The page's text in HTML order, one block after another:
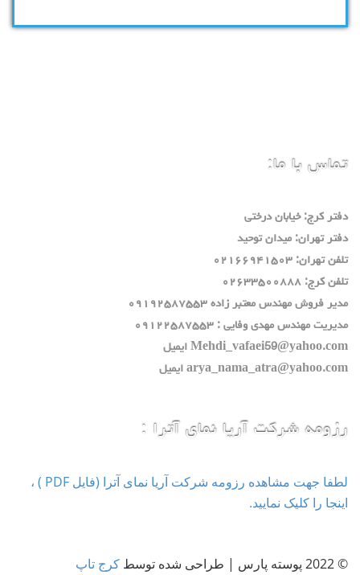
تماس با ما:
دفتر كرج: خيابان درختي
دفتر تهران: ميدان توحيد
تلفن تهران: ٠٢١٦٦٩٤١٥٠٣
تلفن كرج: ٠٢٦٣٣٥٠٠٨٨٨
مدير فروش مهندس معتبر زاده ٠٩١٩٢٥٨٧٥٥٣
مديريت مهندس مهدي وفايي : ٠٩١٢٢٥٨٧٥٥٣
Mehdi_vafaei59@yahoo.com ايميل
arya_nama_atra@yahoo.com ايميل
رزومه شرکت آریا نمای آترا :
لطفا جهت مشاهده رزومه شرکت آریا نمای آترا (فایل PDF ) ،
اینجا را کلیک نمایید.
© 2022 پوسته پارس | طراحی شده توسط کرج تاپ